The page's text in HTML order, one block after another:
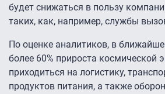
будет снижаться в пользу
таких, как, например, службы
По оценке аналитиков, в
более 60% прироста космической
приходиться на логистику,
продуктов питания, а также